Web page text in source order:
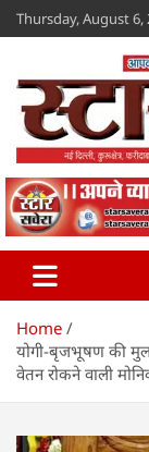
Skip
to
Thursday, August 6,
Star
Home
योगी-बृजभूषण की
वेतन रोकने वाली